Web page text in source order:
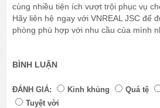
cùng nhiều tiện ích vượt trội phục vụ
Hãy liên hệ ngay với VNREAL JSC để
phòng phù hợp với nhu cầu của mình
BÌNH LUẬN
ĐÁNH GIÁ: Kinh khủng Quá tệ
Tuyệt vời